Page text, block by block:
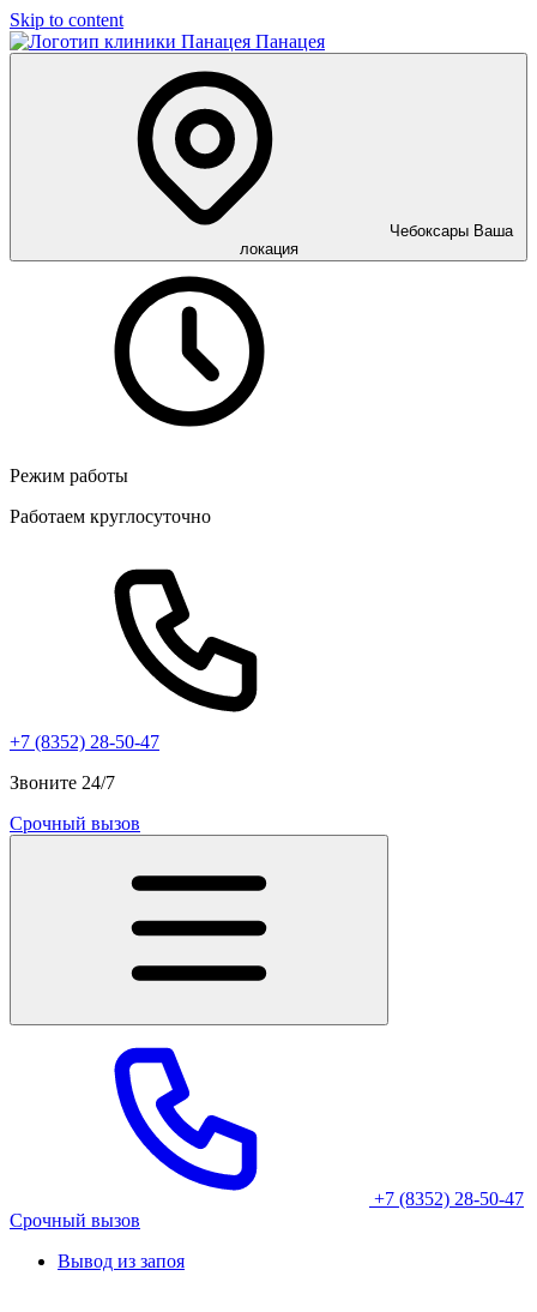
Skip to content
Панацея
Чебоксары Ваша
локация
Режим работы
Работаем круглосуточно
+7 (8352) 28-50-47
Звоните 24/7
Срочный вызов
+7 (8352) 28-50-47
Срочный вызов
Вывод из запоя